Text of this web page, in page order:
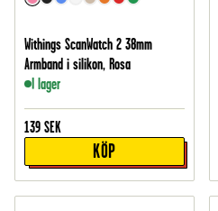
Withings ScanWatch 2 38mm
Armband i silikon, Rosa
I lager
139 SEK
KÖP